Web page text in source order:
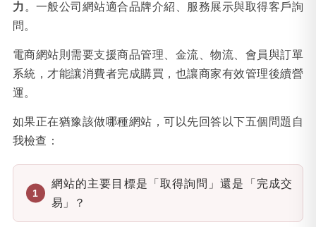
力 。一般公司網站適合品牌介紹、服務展示與取得客戶詢
問。
電商網站則需要支援商品管理、金流、物流、會員與訂單
系統，才能讓消費者完成購買，也讓商家有效管理後續營
運。
如果正在猶豫該做哪種網站，可以先回答以下五個問題自
我檢查：
網站的主要目標是「取得詢問」還是「完成交
易」？